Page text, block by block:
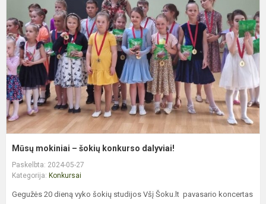
Mūsų mokiniai – šokių konkurso dalyviai!
Paskelbta: 2024-05-27
Kategorija: Konkursai
Gegužės 20 dieną vyko šokių studijos Všį Šoku.lt pavasario koncertas